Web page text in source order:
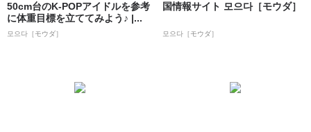
50cm台のK-POPアイドルを参考
に体重目標を立ててみよう♪ |...
모으다［モウダ］
国情報サイト 모으다［モウダ］
모으다［モウダ］